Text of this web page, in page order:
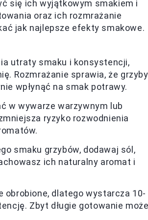
się ich wyjątkowym smakiem i
oraz ich rozmrażanie
jak najlepsze efekty smakowe.
utraty smaku i konsystencji,
Rozmrażanie sprawia, że grzyby
wpłynąć na smak potrawy.
w wywarze warzywnym lub
ryzyko rozwodnienia
smaku grzybów, dodawaj sól,
ich naturalny aromat i
obrobione, dlatego wystarcza 10-
Zbyt długie gotowanie